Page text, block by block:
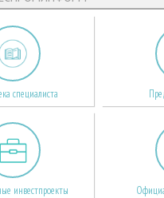
специалиста
инвестпроекты